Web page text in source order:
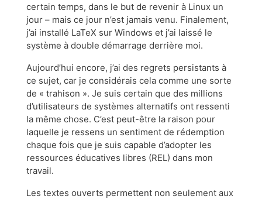
certain temps, dans le but de revenir à Linux un
jour – mais ce jour n’est jamais venu. Finalement,
j’ai installé LaTeX sur Windows et j’ai laissé le
système à double démarrage derrière moi.
Aujourd’hui encore, j’ai des regrets persistants à
ce sujet, car je considérais cela comme une sorte
de « trahison ». Je suis certain que des millions
d’utilisateurs de systèmes alternatifs ont ressenti
la même chose. C’est peut-être la raison pour
laquelle je ressens un sentiment de rédemption
chaque fois que je suis capable d’adopter les
ressources éducatives libres (REL) dans mon
travail.
Les textes ouverts permettent non seulement aux